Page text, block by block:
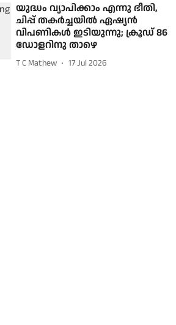
യുദ്ധം വ്യാപിക്കാം എന്നു ഭീതി,
ചിപ്പ് തകര്‍ച്ചയില്‍ ഏഷ്യന്‍
വിപണികള്‍ ഇടിയുന്നു; ക്രൂഡ് 86
ഡോളറിനു താഴെ
T C Mathew 17 Jul 2026